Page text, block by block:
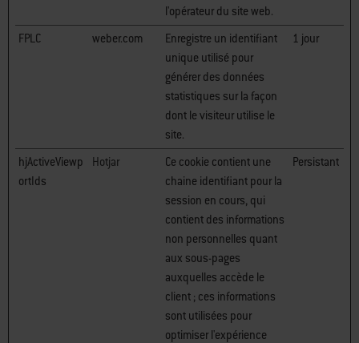
l'opérateur du site web.
FPLC weber.com
Enregistre un identifiant
unique utilisé pour
générer des données
statistiques sur la façon
dont le visiteur utilise le
site.
1 jour
hjActiveViewp
ortIds
Hotjar
Ce cookie contient une
chaine identifiant pour la
session en cours, qui
contient des informations
non personnelles quant
aux sous-pages
auxquelles accède le
client ; ces informations
sont utilisées pour
optimiser l'expérience
Persistant